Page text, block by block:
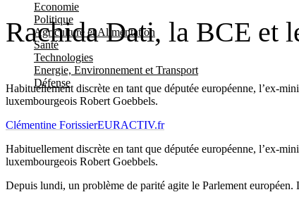
Economie
Politique
Agriculture et Alimentation
Santé
Technologies
Energie, Environnement et Transport
Défense
Rachida Dati, la BCE et
Habituellement discrète en tant que députée européenne, l’ex-
luxembourgeois Robert Goebbels.
Clémentine ForissierEURACTIV.fr
Habituellement discrète en tant que députée européenne, l’ex-
luxembourgeois Robert Goebbels.
Depuis lundi, un problème de parité agite le Parlement